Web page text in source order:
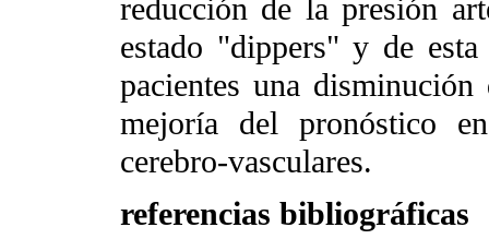
reducción de la presión
estado "dippers" y de esta
pacientes una
mejoría del pronóstico
cerebro-vasculares.
referencias bibliográficas